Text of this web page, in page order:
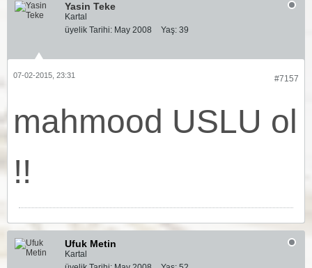
Yasin Teke
Kartal
üyelik Tarihi: May 2008 Yaş: 39
#7157
07-02-2015, 23:31
mahmood USLU ol
!!
Ufuk Metin
Kartal